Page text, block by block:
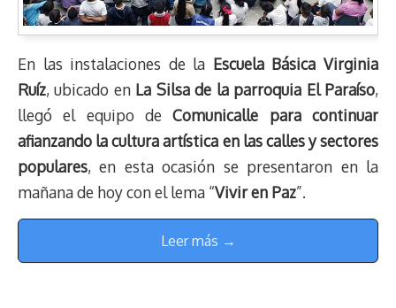
En las instalaciones de la Escuela Básica Virginia
Ruíz, ubicado en La Silsa de la parroquia El Paraíso,
llegó el equipo de Comunicalle para continuar
afianzando la cultura artística en las calles y sectores
populares, en esta ocasión se presentaron en la
mañana de hoy con el lema “Vivir en Paz”.
Leer más →